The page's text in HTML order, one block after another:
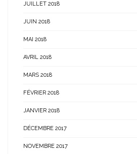
JUILLET 2018
JUIN 2018
MAI 2018
AVRIL 2018
MARS 2018
FÉVRIER 2018
JANVIER 2018
DÉCEMBRE 2017
NOVEMBRE 2017